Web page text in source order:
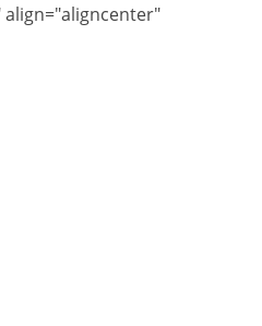
align="aligncenter"